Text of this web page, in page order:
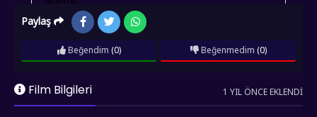
Paylaş
Beğendim (0) Beğenmedim (0)
Film Bilgileri 1 YIL ÖNCE EKLENDI